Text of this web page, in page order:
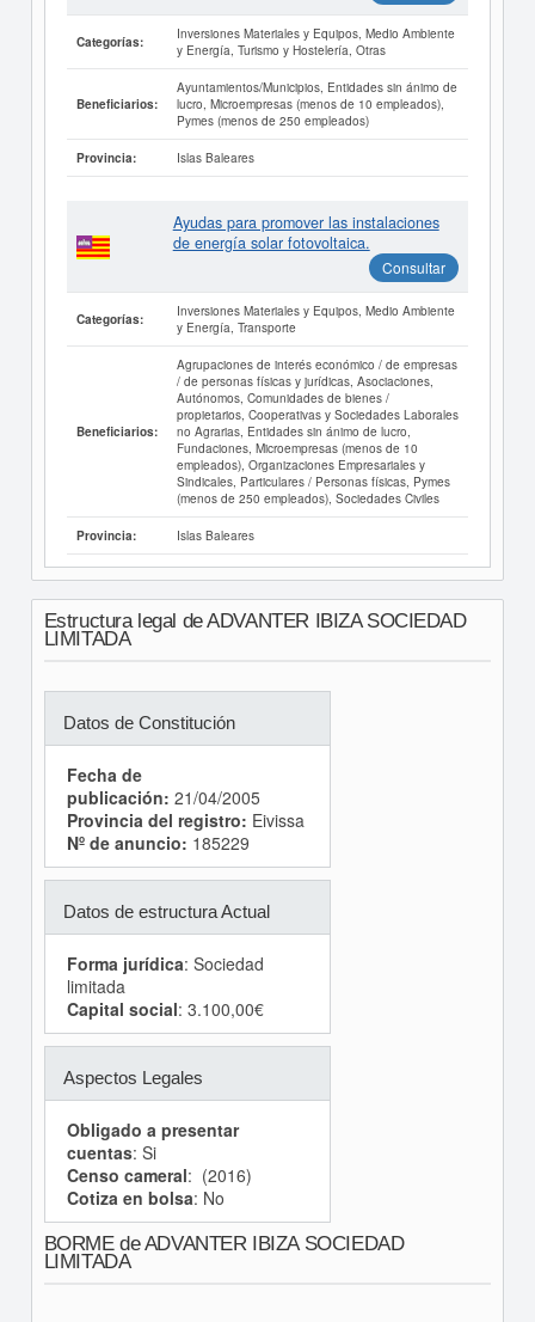
Categorías:
Inversiones Materiales y Equipos, Medio Ambiente
y Energía, Turismo y Hostelería, Otras
Beneficiarios:
Ayuntamientos/Municipios, Entidades sin ánimo de
lucro, Microempresas (menos de 10 empleados),
Pymes (menos de 250 empleados)
Provincia: Islas Baleares
Ayudas para promover las instalaciones
de energía solar fotovoltaica.
Consultar
Categorías:
Inversiones Materiales y Equipos, Medio Ambiente
y Energía, Transporte
Beneficiarios:
Agrupaciones de interés económico / de empresas
/ de personas físicas y jurídicas, Asociaciones,
Autónomos, Comunidades de bienes /
propietarios, Cooperativas y Sociedades Laborales
no Agrarias, Entidades sin ánimo de lucro,
Fundaciones, Microempresas (menos de 10
empleados), Organizaciones Empresariales y
Sindicales, Particulares / Personas físicas, Pymes
(menos de 250 empleados), Sociedades Civiles
Provincia: Islas Baleares
Estructura legal de ADVANTER IBIZA SOCIEDAD
LIMITADA
Datos de Constitución
Fecha de
publicación: 21/04/2005
Provincia del registro: Eivissa
Nº de anuncio: 185229
Datos de estructura Actual
Forma jurídica: Sociedad
limitada
Capital social: 3.100,00€
Aspectos Legales
Obligado a presentar
cuentas: Si
Censo cameral: (2016)
Cotiza en bolsa: No
BORME de ADVANTER IBIZA SOCIEDAD
LIMITADA